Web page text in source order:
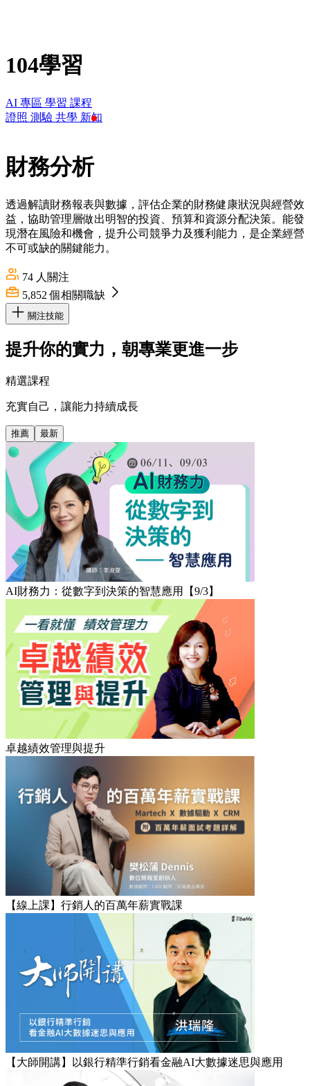
104學習
AI 專區 學習 課程
證照 測驗 共學 新知
財務分析
透過解讀財務報表與數據，評估企業的財務健康狀況與經營效
益，協助管理層做出明智的投資、預算和資源分配決策。能發
現潛在風險和機會，提升公司競爭力及獲利能力，是企業經營
不可或缺的關鍵能力。
74 人關注
5,852 個相關職缺
關注技能
提升你的實力，朝專業更進一步
精選課程
充實自己，讓能力持續成長
推薦 最新
AI財務力：從數字到決策的智慧應用【9/3】
卓越績效管理與提升
【線上課】行銷人的百萬年薪實戰課
【大師開講】以銀行精準行銷看金融AI大數據迷思與應用